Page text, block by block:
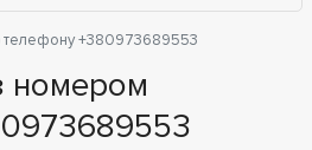
+380973689553
номером